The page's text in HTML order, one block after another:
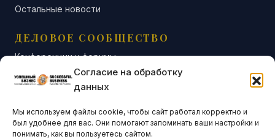
Согласие на обработку
данных
Мы используем файлы cookie, чтобы сайт работал корректно и
был удобнее для вас. Они помогают запоминать ваши настройки и
понимать, как вы пользуетесь сайтом.
Остальные новости
ДЕЛОВОЕ СООБЩЕСТВО
Конференции и форумы
Бизнес-клубы и ассоциации
Остальные новости
АНАЛИТИКА И СТАТИСТИКА